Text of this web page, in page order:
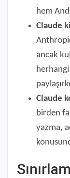
hem
Claude
ancak
Claude
birden
yazma,